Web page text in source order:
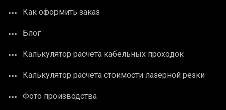
Как оформить заказ
Блог
Калькулятор расчета кабельных проходок
Калькулятор расчета стоимости лазерной резки
Фото производства